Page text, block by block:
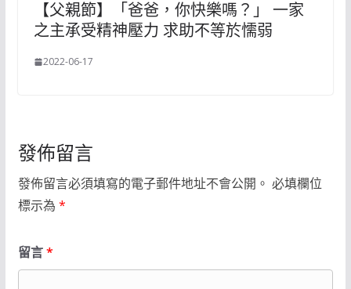
【父親節】「爸爸，你快樂嗎？」 一家
之主承受精神壓力 求助不等於懦弱
2022-06-17
發佈留言
發佈留言必須填寫的電子郵件地址不會公開。 必填欄位
標示為 *
留言*